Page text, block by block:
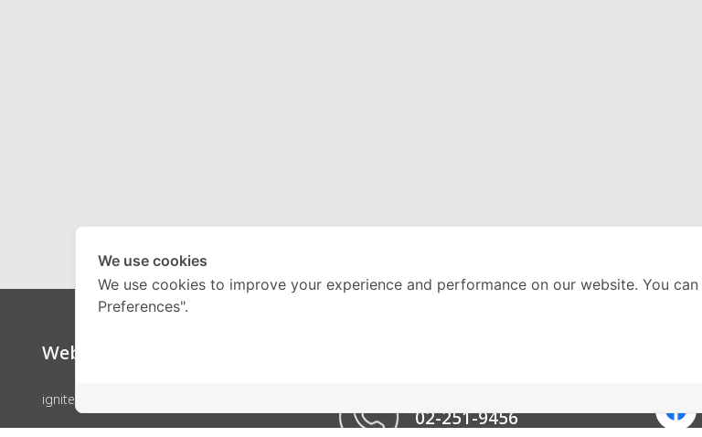
Website
ignite by OnDemand
02-251-9456
We use cookies
We use cookies to improve your experience and performance on our website. You
Preferences".